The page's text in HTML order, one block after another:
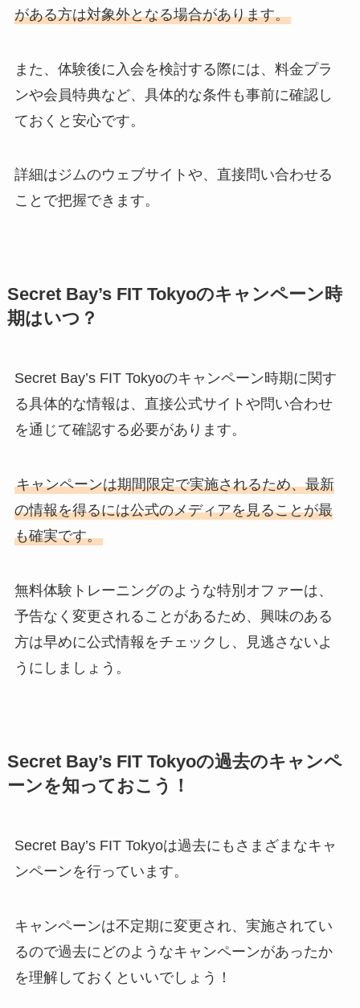
がある方は対象外となる場合があります。
また、体験後に入会を検討する際には、料金プラ
ンや会員特典など、具体的な条件も事前に確認し
ておくと安心です。
詳細はジムのウェブサイトや、直接問い合わせる
ことで把握できます。
Secret Bay’s FIT Tokyoのキャンペーン時
期はいつ？
Secret Bay’s FIT Tokyoのキャンペーン時期に関す
る具体的な情報は、直接公式サイトや問い合わせ
を通じて確認する必要があります。
キャンペーンは期間限定で実施されるため、最新
の情報を得るには公式のメディアを見ることが最
も確実です。
無料体験トレーニングのような特別オファーは、
予告なく変更されることがあるため、興味のある
方は早めに公式情報をチェックし、見逃さないよ
うにしましょう。
Secret Bay’s FIT Tokyoの過去のキャンペ
ーンを知っておこう！
Secret Bay’s FIT Tokyoは過去にもさまざまなキャ
ンペーンを行っています。
キャンペーンは不定期に変更され、実施されてい
るので過去にどのようなキャンペーンがあったか
を理解しておくといいでしょう！